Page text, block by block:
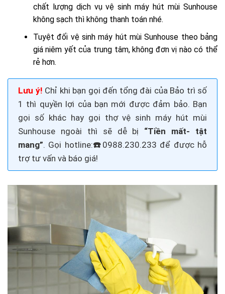
chất lượng dịch vụ vệ sinh máy hút mùi Sunhouse
không sạch thì không thanh toán nhé.
Tuyệt đối vệ sinh máy hút mùi Sunhouse theo bảng
giá niêm yết của trung tâm, không đơn vị nào có thể
rẻ hơn.
Lưu ý! Chỉ khi bạn gọi đến tổng đài của Bảo trì số
1 thì quyền lợi của bạn mới được đảm bảo. Bạn
gọi số khác hay gọi thợ vệ sinh máy hút mùi
Sunhouse ngoài thì sẽ dễ bị “Tiền mất- tật
mang”. Gọi hotline:☎️ 0988.230.233 để được hỗ
trợ tư vấn và báo giá!